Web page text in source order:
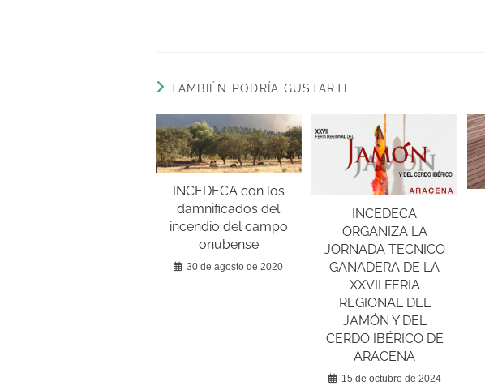
TAMBIÉN PODRÍA GUSTARTE
INCEDECA con los
damnificados del
incendio del campo
onubense
30 de agosto de 2020
INCEDECA
ORGANIZA LA
JORNADA TÉCNICO
GANADERA DE LA
XXVII FERIA
REGIONAL DEL
JAMÓN Y DEL
CERDO IBÉRICO DE
ARACENA
15 de octubre de 2024